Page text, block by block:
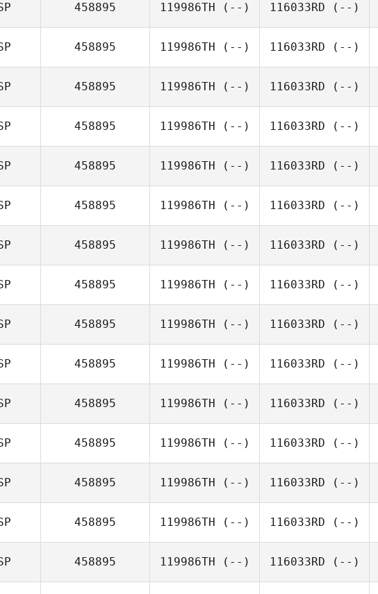
458895 119986TH (--) 116033RD (--)
458895 119986TH (--) 116033RD (--)
458895 119986TH (--) 116033RD (--)
458895 119986TH (--) 116033RD (--)
458895 119986TH (--) 116033RD (--)
458895 119986TH (--) 116033RD (--)
458895 119986TH (--) 116033RD (--)
458895 119986TH (--) 116033RD (--)
458895 119986TH (--) 116033RD (--)
458895 119986TH (--) 116033RD (--)
458895 119986TH (--) 116033RD (--)
458895 119986TH (--) 116033RD (--)
458895 119986TH (--) 116033RD (--)
458895 119986TH (--) 116033RD (--)
458895 119986TH (--) 116033RD (--)